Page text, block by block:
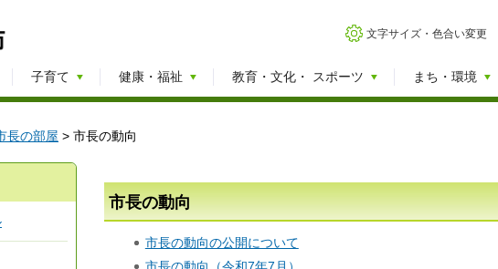
文字サイズ・色合い変更
子育て 健康・福祉 教育・文化・ スポーツ まち・環境
長の部屋 > 市長の動向
市長の動向
市長の動向の公開について